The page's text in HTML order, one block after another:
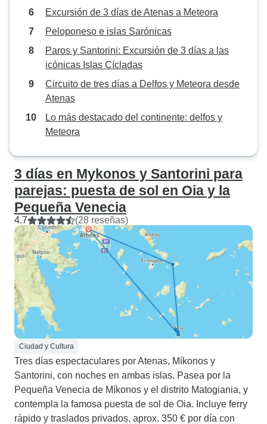
Excursión de 3 días de Atenas a Meteora
Peloponeso e islas Sarónicas
Paros y Santorini: Excursión de 3 días a las
icónicas Islas Cícladas
Circuito de tres días a Delfos y Meteora desde
Atenas
Lo más destacado del continente: delfos y
Meteora
3 días en Mykonos y Santorini para
parejas: puesta de sol en Oia y la
Pequeña Venecia
4.7 (28 reseñas)
Ciudad y Cultura
Tres días espectaculares por Atenas, Míkonos y
Santorini, con noches en ambas islas. Pasea por la
Pequeña Venecia de Míkonos y el distrito Matogiania, y
contempla la famosa puesta de sol de Oia. Incluye ferry
rápido y traslados privados, aprox. 350 € por día con